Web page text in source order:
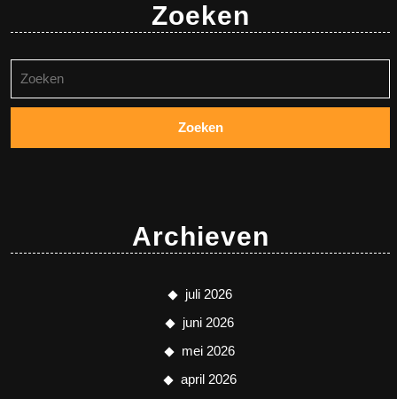
Zoeken
naar:
Archieven
juli 2026
juni 2026
mei 2026
april 2026